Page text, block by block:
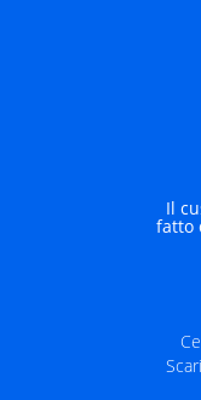
Il
fatto